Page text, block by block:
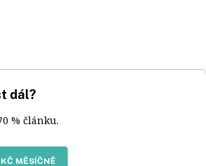
dál?
% článku.
MĚSÍČNĚ